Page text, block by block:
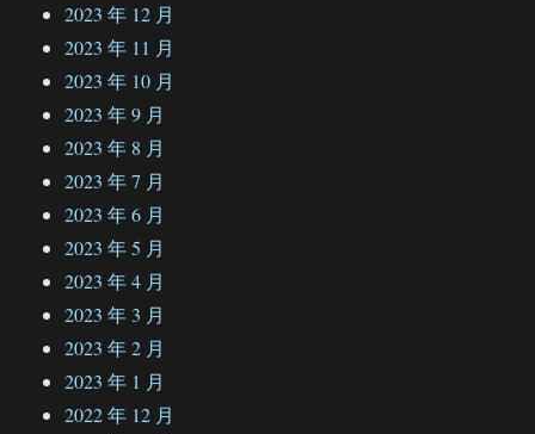
2023 年 12 月
2023 年 11 月
2023 年 10 月
2023 年 9 月
2023 年 8 月
2023 年 7 月
2023 年 6 月
2023 年 5 月
2023 年 4 月
2023 年 3 月
2023 年 2 月
2023 年 1 月
2022 年 12 月